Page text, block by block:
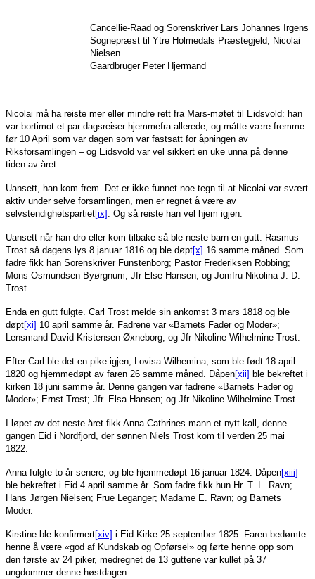
Cancellie-Raad og Sorenskriver Lars Johannes Irgens
Sognepræst til Ytre Holmedals Præstegjeld, Nicolai
Nielsen
Gaardbruger Peter Hjermand
Nicolai må ha reiste mer eller mindre rett fra Mars-møtet til Eidsvold: han
var bortimot et par dagsreiser hjemmefra allerede, og måtte være fremme
før 10 April som var dagen som var fastsatt for åpningen av
Riksforsamlingen – og Eidsvold var vel sikkert en uke unna på denne
tiden av året.
Uansett, han kom frem. Det er ikke funnet noe tegn til at Nicolai var svært
aktiv under selve forsamlingen, men er regnet å være av
selvstendighetspartiet[ix] . Og så reiste han vel hjem igjen.
Uansett når han dro eller kom tilbake så ble neste barn en gutt. Rasmus
Trost så dagens lys 8 januar 1816 og ble døpt[x] 16 samme måned. Som
fadre fikk han Sorenskriver Funstenborg; Pastor Frederiksen Robbing;
Mons Osmundsen Byørgnum; Jfr Else Hansen; og Jomfru Nikolina J. D.
Trost.
Enda en gutt fulgte. Carl Trost melde sin ankomst 3 mars 1818 og ble
døpt[xi] 10 april samme år. Fadrene var «Barnets Fader og Moder»;
Lensmand David Kristensen Øxneborg; og Jfr Nikoline Wilhelmine Trost.
Efter Carl ble det en pike igjen, Lovisa Wilhemina, som ble født 18 april
1820 og hjemmedøpt av faren 26 samme måned. Dåpen[xii] ble bekreftet i
kirken 18 juni samme år. Denne gangen var fadrene «Barnets Fader og
Moder»; Ernst Trost; Jfr. Elsa Hansen; og Jfr Nikoline Wilhelmine Trost.
I løpet av det neste året fikk Anna Cathrines mann et nytt kall, denne
gangen Eid i Nordfjord, der sønnen Niels Trost kom til verden 25 mai
1822.
Anna fulgte to år senere, og ble hjemmedøpt 16 januar 1824. Dåpen[xiii]
ble bekreftet i Eid 4 april samme år. Som fadre fikk hun Hr. T. L. Ravn;
Hans Jørgen Nielsen; Frue Leganger; Madame E. Ravn; og Barnets
Moder.
Kirstine ble konfirmert[xiv] i Eid Kirke 25 september 1825. Faren bedømte
henne å være «god af Kundskab og Opførsel» og førte henne opp som
den første av 24 piker, medregnet de 13 guttene var kullet på 37
ungdommer denne høstdagen.